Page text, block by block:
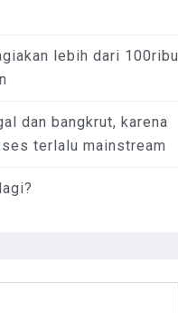
lebih dari 100ribu
dan bangkrut, karena
terlalu mainstream